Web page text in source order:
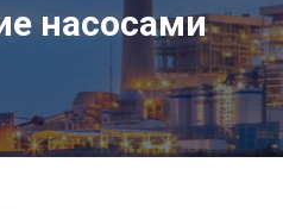
насосами